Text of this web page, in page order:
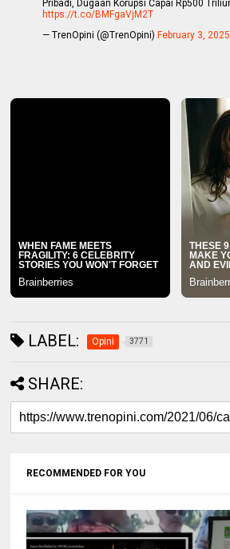
Pribadi, Dugaan Korupsi Capai Rp500
https://t.co/BMFgaVjM2T
— TrenOpini (@TrenOpini) February 3, 2025
LABEL: Opini 3771
SHARE:
RECOMMENDED FOR YOU